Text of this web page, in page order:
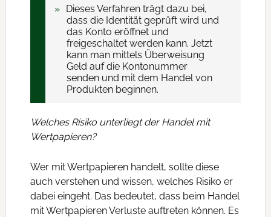
Dieses Verfahren trägt dazu bei,
dass die Identität geprüft wird und
das Konto eröffnet und
freigeschaltet werden kann. Jetzt
kann man mittels Überweisung
Geld auf die Kontonummer
senden und mit dem Handel von
Produkten beginnen.
Welches Risiko unterliegt der Handel mit
Wertpapieren?
Wer mit Wertpapieren handelt, sollte diese
auch verstehen und wissen, welches Risiko er
dabei eingeht. Das bedeutet, dass beim Handel
mit Wertpapieren Verluste auftreten können. Es